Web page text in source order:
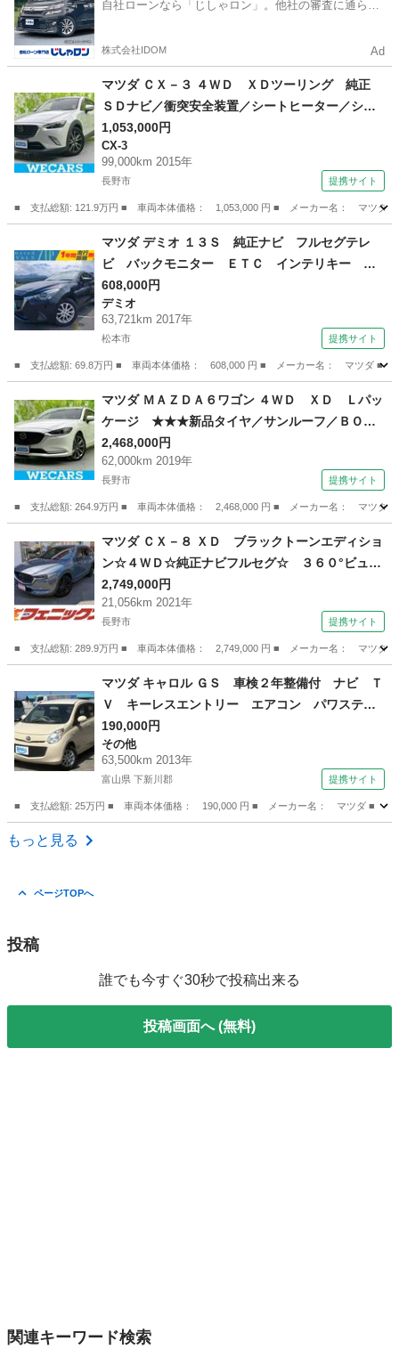
自社ローンなら「じしゃロン」。他社の審査に通らな
株式会社IDOM Ad
マツダ ＣＸ－３ ４ＷＤ ＸＤツーリング 純正
ＳＤナビ／衝突安全装置／シートヒーター／シー
ト ハーフレザー／ヘッドランプ ＬＥＤ／Ｂｌ
ｕｅｔｏｏｔｈ接続／ＥＴＣ／ＥＢＤ付ＡＢＳ／
横滑り防止装置／アイドリングストップ／バック
1,053,000円
CX-3
99,000km 2015年
長野市 提携サイト
■ 支払総額: 121.9万円 ■ 車両本体価格： 1,053,000 円 ■ メーカー名： マツダ
CX-3
マツダ デミオ １３Ｓ 純正ナビ フルセグテレ
ビ バックモニター ＥＴＣ インテリキー 衝
突軽減ブレーキ シートヒーター ブラインドス
ポットモニター アイドリングストップ 車検整
備付き 一年間保証付き （車検整備付）
608,000円
デミオ
63,721km 2017年
松本市 提携サイト
■ 支払総額: 69.8万円 ■ 車両本体価格： 608,000 円 ■ メーカー名： マツダ ■
デミオ
マツダ ＭＡＺＤＡ６ワゴン ４ＷＤ ＸＤ Ｌパッ
ケージ ★★★新品タイヤ／サンルーフ／ＢＯＳ
Ｅ／保証書／純正 ８インチ ＳＤナビ／衝突安
全装置／シートヒーター 前席／３６０°ビューモ
ニター／車線逸脱防止支援システム／シート フ
ルレザー／ヘッドランプ ＬＥＤ （車検整備付）
2,468,000円
62,000km 2019年
長野市 提携サイト
■ 支払総額: 264.9万円 ■ 車両本体価格： 2,468,000 円 ■ メーカー名： マツ
マツダ
マツダ ＣＸ－８ ＸＤ ブラックトーンエディショ
ン☆４ＷＤ☆純正ナビフルセグ☆ ３６０°ビュー
モニター☆ＥＴＣ☆前後ドラレコ☆パワーバック
ドア☆ｉーアクティブセンス☆シートヒーター☆
ステアリングヒーター☆ＬＥＤヘッドライト☆Ｏ
Ｐルーフレール＆サイドガーニッシュ☆ＤＳＣ☆
禁煙車☆ （なし）
2,749,000円
21,056km 2021年
長野市 提携サイト
■ 支払総額: 289.9万円 ■ 車両本体価格： 2,749,000 円 ■ メーカー名： マツダ
マツダ
マツダ キャロル ＧＳ 車検２年整備付 ナビ Ｔ
Ｖ キーレスエントリー エアコン パワステ
パワーウインドウ 運転席助手席エアバック 衝
突安全ボディ アルミホイール （車検整備付）
190,000円
その他
63,500km 2013年
富山県 下新川郡 提携サイト
■ 支払総額: 25万円 ■ 車両本体価格： 190,000 円 ■ メーカー名： マツダ ■
富山 下新川郡
もっと見る
ページTOPへ
投稿
誰でも今すぐ30秒で投稿出来る
投稿画面へ (無料)
関連キーワード検索